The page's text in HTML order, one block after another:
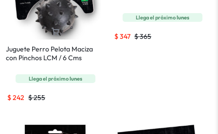
Juguete Perro Pelota Maciza
con Pinchos LCM / 6 Cms
Llega el próximolunes
$255
$242
Llega el próximolunes
$365
$347